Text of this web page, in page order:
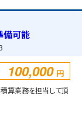
備可能
100,000 円
算業務を担当して頂